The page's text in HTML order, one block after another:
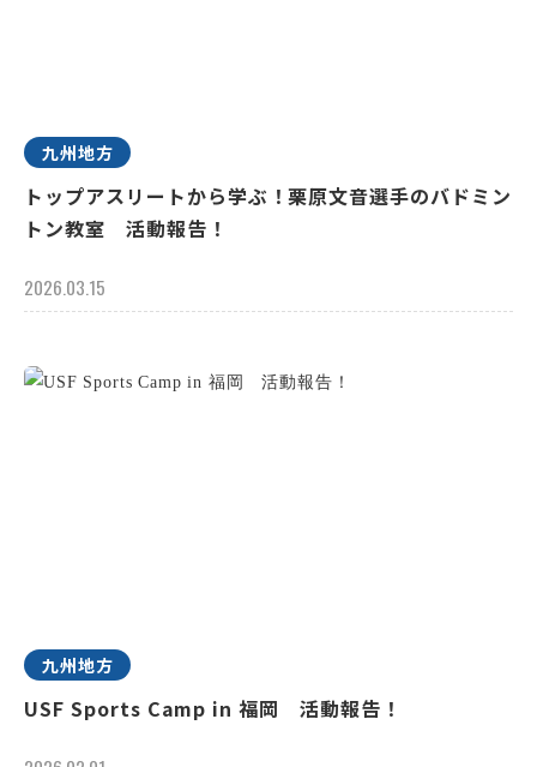
九州地方
トップアスリートから学ぶ！栗原文音選手のバドミン
トン教室 活動報告！
2026.03.15
九州地方
USF Sports Camp in 福岡 活動報告！